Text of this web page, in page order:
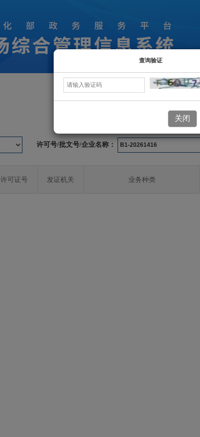
许可业务信息
许可号/批文号/企业名称：
查询验证
关闭
许可证号 发证机关 业务种类